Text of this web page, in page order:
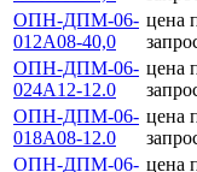
ОПН-ДПМ-06-
012А08-40,0
цена
ОПН-ДПМ-06-
024А12-12.0
цена
ОПН-ДПМ-06-
018А08-12.0
цена
ОПН-ДПМ-06- цена